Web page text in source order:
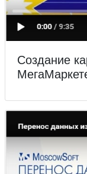
Создание